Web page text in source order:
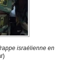
israélienne en